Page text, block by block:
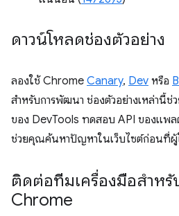
ดาวน์โหลดช่องตัวอย่าง
ลองใช้ Chrome Canary, Dev หรือ
สำหรับการพัฒนา ช่องตัวอย่างเหล่านี้ช่
ของ DevTools ทดสอบ API ของแพ
ช่วยคุณค้นหาปัญหาในเว็บไซต์ก่อนที่
ติดต่อทีมเครื่องมือสำห
Chrome